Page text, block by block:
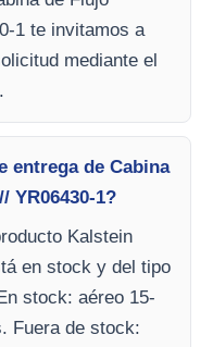
1 te invitamos a
mediante el
entrega de Cabina
YR06430-1?
Kalstein
en stock y del tipo
stock: aéreo 15-
Fuera de stock: